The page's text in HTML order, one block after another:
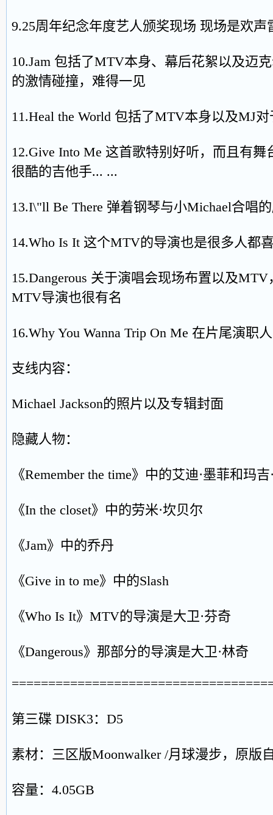
9.25周年纪念年度艺人颁奖现场 现场是欢声
10.Jam 包括了MTV本身、幕后花絮以及迈
的激情碰撞，难得一见
11.Heal the World 包括了MTV本身以及MJ
12.Give Into Me 这首歌特别好听，而且有
很酷的吉他手... ...
13.I\"ll Be There 弹着钢琴与小Michael合唱
14.Who Is It 这个MTV的导演也是很多人都
15.Dangerous 关于演唱会现场布置以及
MTV导演也很有名
16.Why You Wanna Trip On Me 在片尾演职
支线内容：
Michael Jackson的照片以及专辑封面
隐藏人物：
《Remember the time》中的艾迪·墨菲和玛
《In the closet》中的劳米·坎贝尔
《Jam》中的乔丹
《Give in to me》中的Slash
《Who Is It》MTV的导演是大卫·芬奇
《Dangerous》那部分的导演是大卫·林奇
第三碟 DISK3：D5
素材：三区版Moonwalker /月球漫步，原版
容量：4.05GB